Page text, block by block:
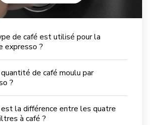
de café est utilisé pour la
expresso ?
de café moulu par
?
la différence entre les quatre
à café ?